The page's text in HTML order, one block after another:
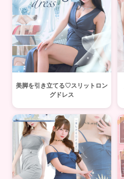
美脚を引き立てる♡スリットロン
グドレス